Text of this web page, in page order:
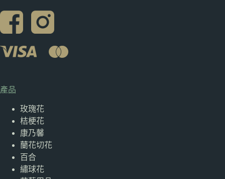
產品
玫瑰花
桔梗花
康乃馨
蘭花切花
百合
繡球花